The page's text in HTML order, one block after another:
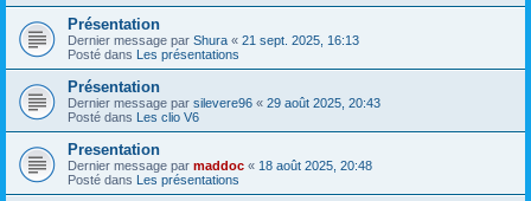
Présentation
Dernier message par Shura « 21 sept. 2025, 16:13
Posté dans Les présentations
Présentation
Dernier message par silevere96 « 29 août 2025, 20:43
Posté dans Les clio V6
Presentation
Dernier message par maddoc « 18 août 2025, 20:48
Posté dans Les présentations